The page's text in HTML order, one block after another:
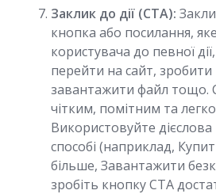
Заклик до дії (CTA):
кнопка або посилання,
користувача до певної
перейти на сайт, зробити
завантажити файл тощо.
чітким, помітним та
Використовуйте
способі (наприклад,
більше, Завантажити
зробіть кнопку CTA